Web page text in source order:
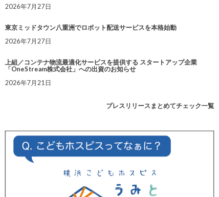
2026年7月27日
東京ミッドタウン八重洲でロボット配送サービスを本格始動
2026年7月27日
上組／コンテナ物流最適化サービスを提供する スタートアップ企業
「OneStream株式会社」への出資のお知らせ
2026年7月21日
プレスリリースまとめてチェック一覧